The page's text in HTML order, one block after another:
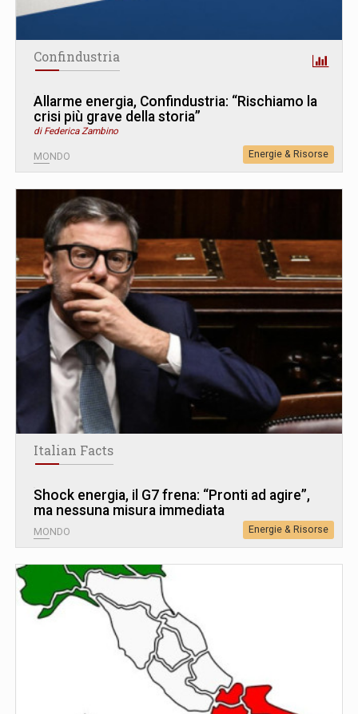
Confindustria
Allarme energia, Confindustria: “Rischiamo la
crisi più grave della storia”
di Federica Zambino
MONDO Energie & Risorse
Italian Facts
Shock energia, il G7 frena: “Pronti ad agire”,
ma nessuna misura immediata
MONDO Energie & Risorse